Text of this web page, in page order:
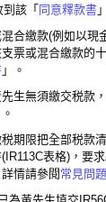
該「 同意釋款書
合繳款(例如以現
票或混合繳款的
」。
生無須繳交税款
期限把全部税款
表格)，要
情請參閱 常見問題